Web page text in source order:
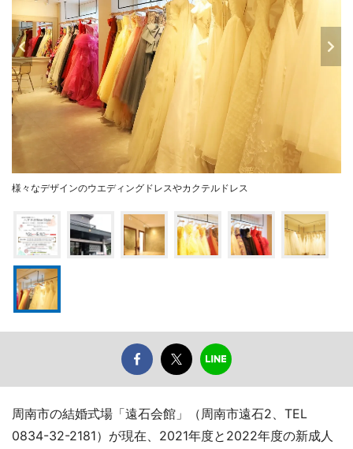
様々なデザインのウエディングドレスやカクテルドレス
周南市の結婚式場「遠石会館」（周南市遠石2、TEL
0834-32-2181）が現在、2021年度と2022年度の新成人